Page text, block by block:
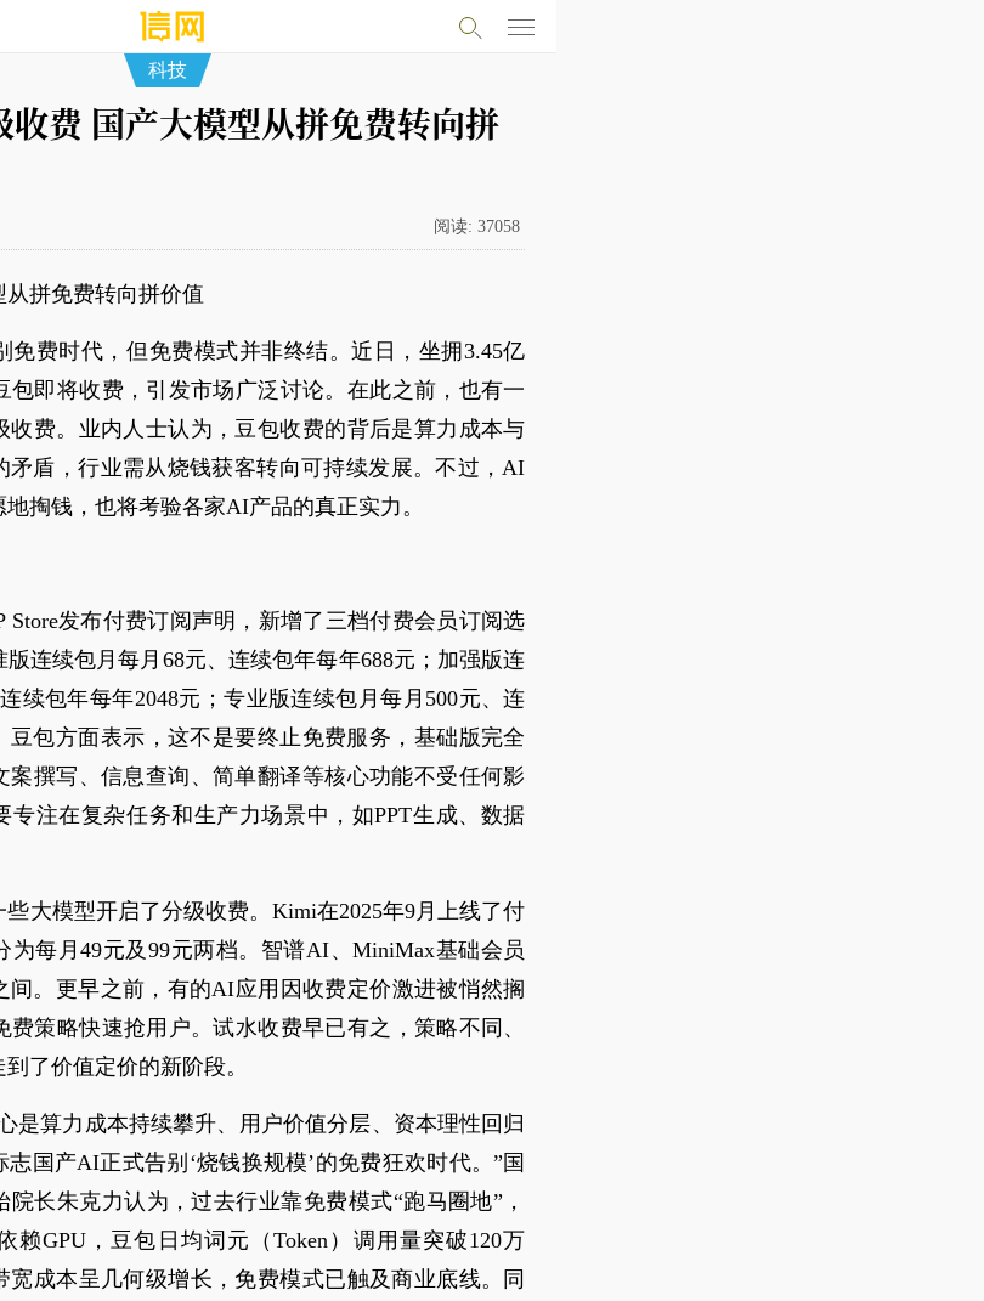
科技
收费 国产大模型从拼免费转向拼
阅读: 37058
拼免费转向拼价值
免费时代，但免费模式并非终结。近日，坐拥3.45亿
包即将收费，引发市场广泛讨论。在此之前，也有一
收费。业内人士认为，豆包收费的背后是算力成本与
矛盾，行业需从烧钱获客转向可持续发展。不过，AI
掏钱，也将考验各家AI产品的真正实力。
Store发布付费订阅声明，新增了三档付费会员订阅选
连续包月每月68元、连续包年每年688元；加强版连
续包年每年2048元；专业版连续包月每月500元、连
豆包方面表示，这不是要终止免费服务，基础版完全
案撰写、信息查询、简单翻译等核心功能不受任何影
专注在复杂任务和生产力场景中，如PPT生成、数据
大模型开启了分级收费。Kimi在2025年9月上线了付
为每月49元及99元两档。智谱AI、MiniMax基础会员
间。更早之前，有的AI应用因收费定价激进被悄然搁
策略快速抢用户。试水收费早已有之，策略不同、
了价值定价的新阶段。
是算力成本持续攀升、用户价值分层、资本理性回归
国产AI正式告别‘烧钱换规模’的免费狂欢时代。”国
长朱克力认为，过去行业靠免费模式“跑马圈地”，
赖GPU，豆包日均词元（Token）调用量突破120万
宽成本呈几何级增长，免费模式已触及商业底线。同